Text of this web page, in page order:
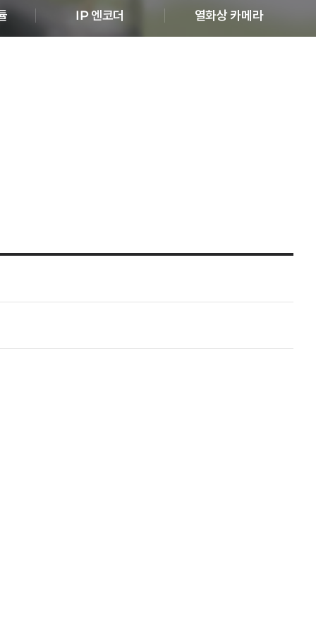
IP 엔코더 열화상 카메라